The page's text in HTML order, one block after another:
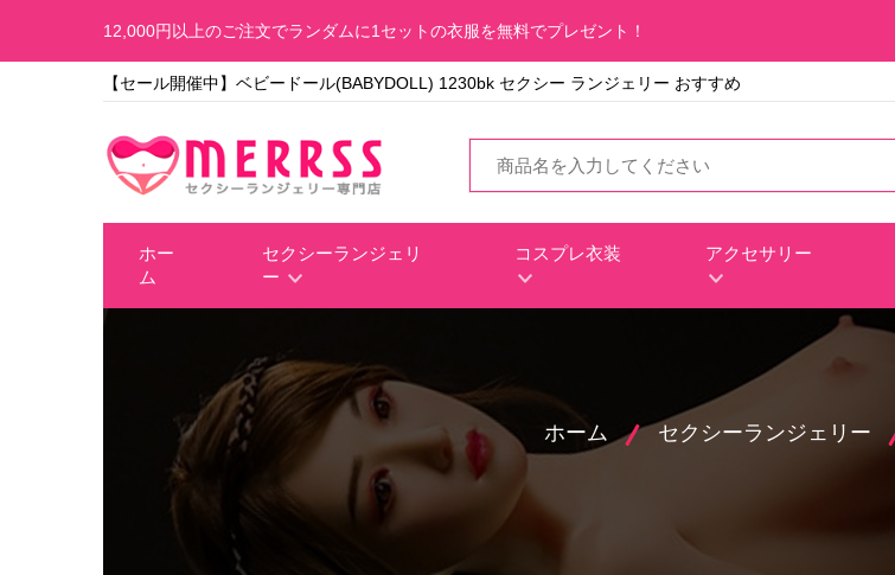
12,000円以上のご注文でランダムに1セットの衣服を無料でプレゼント！
【セール開催中】ベビードール(BABYDOLL) 1230bk セクシー ランジェリー おすすめ
ホー
ム
セクシーランジェリ
ー
コスプレ衣装 アクセサリー
ホーム セクシーランジェリー